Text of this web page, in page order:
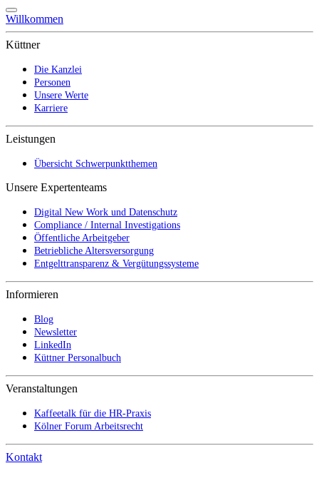
Willkommen
Küttner
Die Kanzlei
Personen
Unsere Werte
Karriere
Leistungen
Übersicht Schwerpunktthemen
Unsere Expertenteams
Digital New Work und Datenschutz
Compliance / Internal Investigations
Öffentliche Arbeitgeber
Betriebliche Altersversorgung
Entgelttransparenz & Vergütungssysteme
Informieren
Blog
Newsletter
LinkedIn
Küttner Personalbuch
Veranstaltungen
Kaffeetalk für die HR-Praxis
Kölner Forum Arbeitsrecht
Kontakt